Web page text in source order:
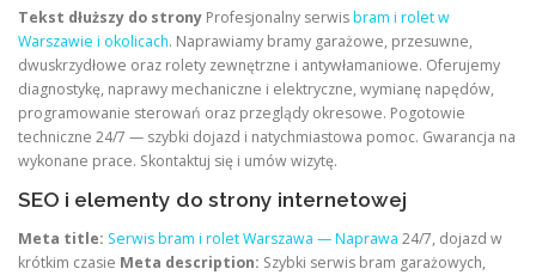
Tekst dłuższy do strony Profesjonalny serwisbram i rolet w
Warszawie i okolicach. Naprawiamy bramy garażowe, przesuwne,
dwuskrzydłowe oraz rolety zewnętrzne i antywłamaniowe. Oferujemy
diagnostykę, naprawy mechaniczne i elektryczne, wymianę napędów,
programowanie sterowań oraz przeglądy okresowe. Pogotowie
techniczne 24/7 — szybki dojazd i natychmiastowa pomoc. Gwarancja na
wykonane prace. Skontaktuj się i umów wizytę.
SEO i elementy do strony internetowej
Meta title: Serwis bram i rolet Warszawa — Naprawa 24/7, dojazd w
krótkim czasie Meta description: Szybki serwis bram garażowych,